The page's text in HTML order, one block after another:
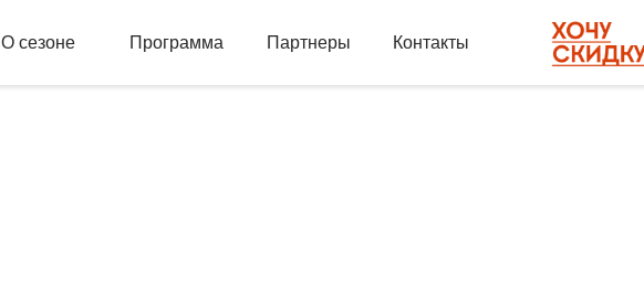
О сезоне Программа Партнеры Контакты